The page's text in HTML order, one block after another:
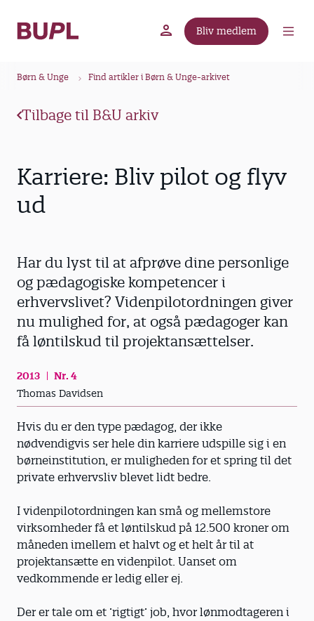
Bliv medlem
Børn & Unge Find artikler i Børn & Unge-arkivet
Tilbage til B&U arkiv
Karriere: Bliv pilot og flyv
ud
Har du lyst til at afprøve dine personlige
og pædagogiske kompetencer i
erhvervslivet? Videnpilotordningen giver
nu mulighed for, at også pædagoger kan
få løntilskud til projektansættelser.
2013
Nr. 4
Thomas Davidsen
Hvis du er den type pædagog, der ikke
nødvendigvis ser hele din karriere udspille sig i en
børneinstitution, er mulig­heden for et spring til det
private erhvervsliv blevet lidt bedre.
I videnpilotordningen kan små og mellemstore
virksomheder få et løntilskud på 12.500 kroner om
måneden imellem et halvt og et helt år til at
projektansætte en videnpilot. Uanset om
vedkommende er ledig eller ej.
Der er tale om et ’rigtigt’ job, hvor lønmodtageren i